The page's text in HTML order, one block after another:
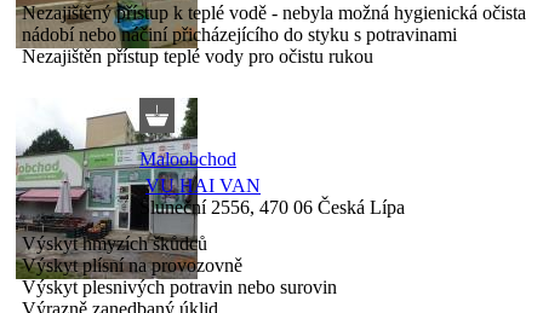
Nezajištěný přístup k teplé vodě - nebyla možná hygienická očista
nádobí nebo náčiní přicházejícího do styku s potravinami
Nezajištěn přístup teplé vody pro očistu rukou
Maloobchod
VU HAI VAN
Sluneční 2556, 470 06 Česká Lípa
Výskyt hmyzích škůdců
Výskyt plísní na provozovně
Výskyt plesnivých potravin nebo surovin
Výrazně zanedbaný úklid